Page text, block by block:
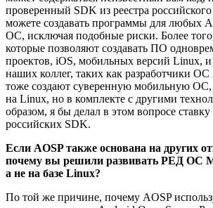
проверенный SDK из реестра
можете создавать программы для любых
ОС, исключая подобные риски. Более
которые позволяют создавать ПО
проектов, iOS, мобильных версий Linux,
наших коллег, таких как разработчики
тоже создают суверенную мобильную
на Linux, но в комплекте с другими
образом, я бы делал в этом вопросе ставку
российских SDK.
Если AOSP также основана на других
почему вы решили развивать РЕД ОС
а не на базе Linux?
По той же причине, почему AOSP